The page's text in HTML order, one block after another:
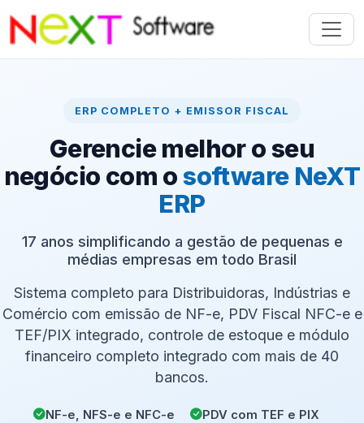
ERP COMPLETO + EMISSOR FISCAL
Gerencie melhor o seu
negócio com osoftware NeXT
ERP
17 anos simplificando a gestão de pequenas e
médias empresas em todo Brasil
Sistema completo para Distribuidoras, Indústrias e
Comércio com emissão de NF-e, PDV Fiscal NFC-e e
TEF/PIX integrado, controle de estoque e módulo
financeiro completo integrado com mais de 40
bancos.
NF-e, NFS-e e NFC-e
PDV com TEF e PIX